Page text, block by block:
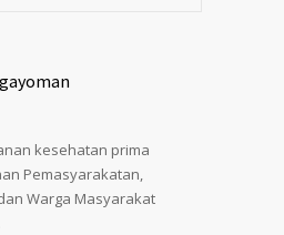
kesehatan prima
Pemasyarakatan,
Warga Masyarakat